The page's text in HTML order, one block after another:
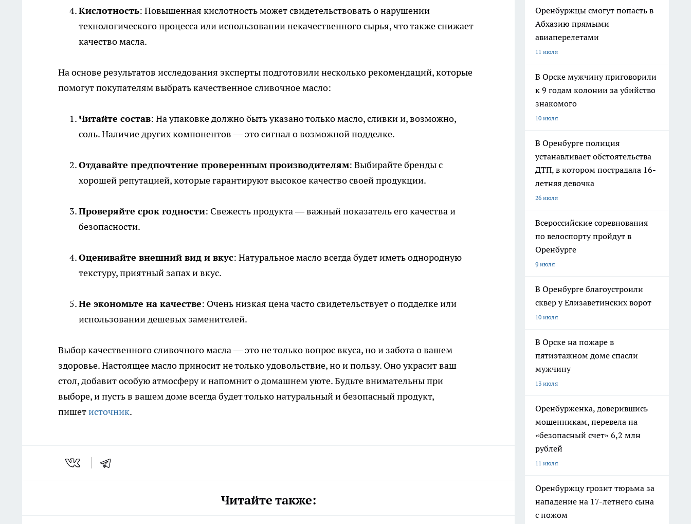
Кислотность: Повышенная кислотность может свидетельствовать о нарушении
технологического процесса или использовании некачественного сырья, что также снижает
качество масла.
На основе результатов исследования эксперты подготовили несколько рекомендаций, которые
помогут покупателям выбрать качественное сливочное масло:
Читайте состав: На упаковке должно быть указано только масло, сливки и, возможно,
соль. Наличие других компонентов — это сигнал о возможной подделке.
Отдавайте предпочтение проверенным производителям: Выбирайте бренды с
хорошей репутацией, которые гарантируют высокое качество своей продукции.
Проверяйте срок годности: Свежесть продукта — важный показатель его качества и
безопасности.
Оценивайте внешний вид и вкус: Натуральное масло всегда будет иметь однородную
текстуру, приятный запах и вкус.
Не экономьте на качестве: Очень низкая цена часто свидетельствует о подделке или
использовании дешевых заменителей.
Выбор качественного сливочного масла — это не только вопрос вкуса, но и забота о вашем
здоровье. Настоящее масло приносит не только удовольствие, но и пользу. Оно украсит ваш
стол, добавит особую атмосферу и напомнит о домашнем уюте. Будьте внимательны при
выборе, и пусть в вашем доме всегда будет только натуральный и безопасный продукт,
пишетисточник.
Читайте также:
Оренбуржцы смогут попасть в
Абхазию прямыми
авиаперелетами
11 июля
В Орске мужчину приговорили
к 9 годам колонии за убийство
знакомого
10 июля
В Оренбурге полиция
устанавливает обстоятельства
ДТП, в котором пострадала 16-
летняя девочка
26 июля
Всероссийские соревнования
по велоспорту пройдут в
Оренбурге
9 июля
В Оренбурге благоустроили
сквер у Елизаветинских ворот
10 июля
В Орске на пожаре в
пятиэтажном доме спасли
мужчину
13 июля
Оренбурженка, доверившись
мошенникам, перевела на
«безопасный счет» 6,2 млн
рублей
11 июля
Оренбуржцу грозит тюрьма за
нападение на 17-летнего сына
с ножом